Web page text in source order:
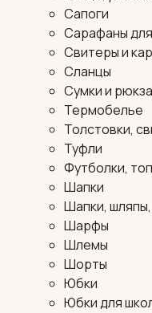
Сапоги
Сарафаны
Свитеры и
Сланцы
Сумки и
Термобелье
Толстовки,
Туфли
Футболки,
Шапки
Шапки,
Шарфы
Шлемы
Шорты
Юбки
Юбки для